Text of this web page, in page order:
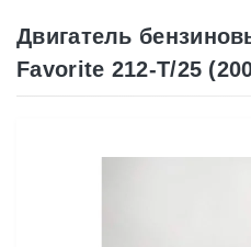
Двигатель
Favorite 212-T/25